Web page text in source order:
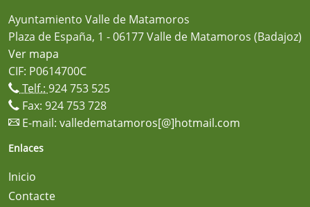
Ayuntamiento Valle de Matamoros
Plaza de España, 1 - 06177 Valle de Matamoros (Badajoz)
Ver mapa
CIF: P0614700C
Telf.: 924 753 525
Fax: 924 753 728
E-mail: valledematamoros[@]hotmail.com
Enlaces
Inicio
Contacte